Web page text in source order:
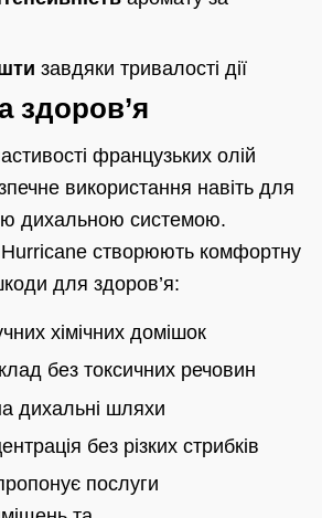
завдяки тривалості дії
здоров’я
французьких олій
використання навіть для
дихальною системою.
Hurricane створюють комфортну
для здоров’я:
хімічних домішок
без токсичних речовин
дихальні шляхи
без різких стрибків
послуги